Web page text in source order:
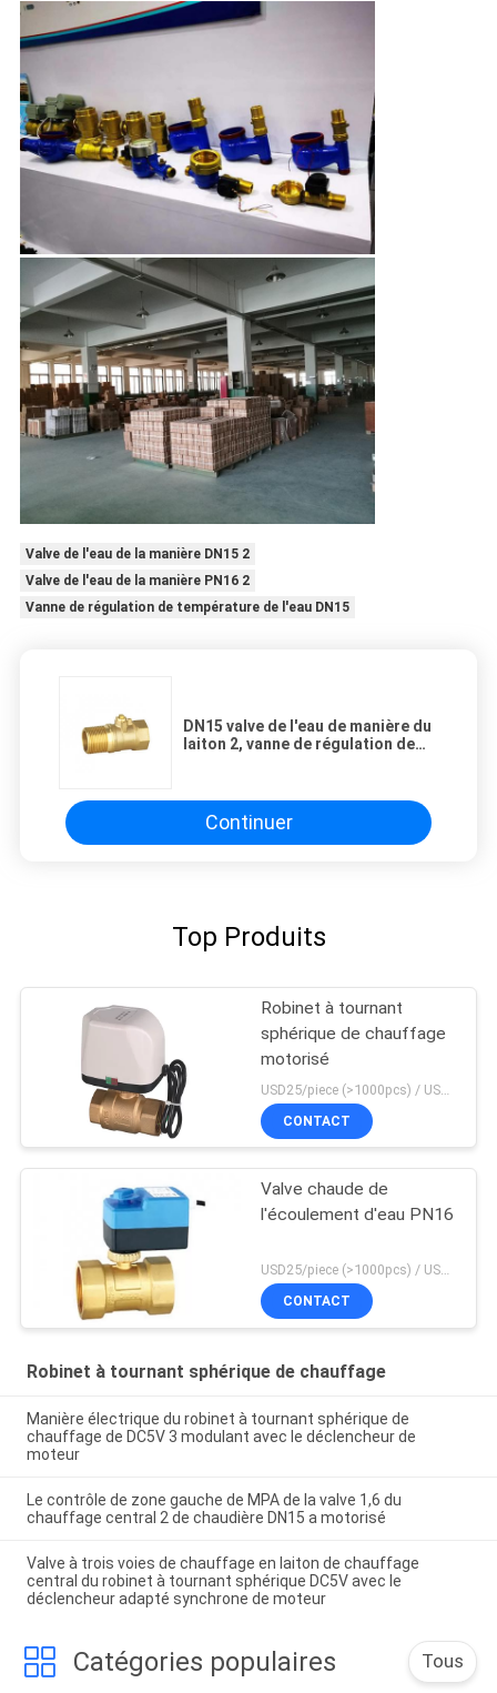
Valve de l'eau de la manière DN15 2
Valve de l'eau de la manière PN16 2
Vanne de régulation de température de l'eau DN15
DN15 valve de l'eau de manière du
laiton 2, vanne de régulation de
Continuer
Top Produits
Robinet à tournant
sphérique de chauffage
motorisé
CONTACT
Valve chaude de
l'écoulement d'eau PN16
USD25/piece (>1000pcs) / USD26.5 (50-1000 pcs) MOQ:50 morceaux
CONTACT
Robinet à tournant sphérique de chauffage
Manière électrique du robinet à tournant sphérique de
chauffage de DC5V 3 modulant avec le déclencheur de
moteur
Le contrôle de zone gauche de MPA de la valve 1,6 du
chauffage central 2 de chaudière DN15 a motorisé
Valve à trois voies de chauffage en laiton de chauffage
central du robinet à tournant sphérique DC5V avec le
déclencheur adapté synchrone de moteur
Catégories populaires Tous